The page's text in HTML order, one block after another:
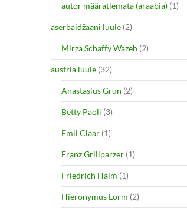
autor määratlemata (araabia) (1)
aserbaidžaani luule (2)
Mirza Schaffy Wazeh (2)
austria luule (32)
Anastasius Grün (2)
Betty Paoli (3)
Emil Claar (1)
Franz Grillparzer (1)
Friedrich Halm (1)
Hieronymus Lorm (2)